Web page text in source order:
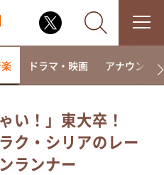
ドラマ・映画 アナウンサー
い！」東大卒！
ク・シリアのレー
ランナー